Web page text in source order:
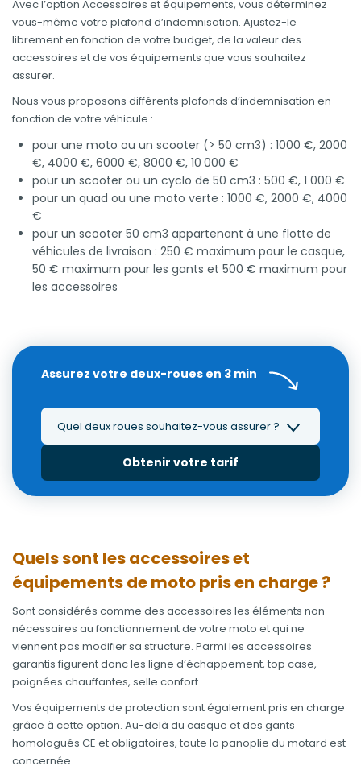
Avec l’option Accessoires et équipements, vous déterminez
vous-même votre plafond d’indemnisation. Ajustez-le
librement en fonction de votre budget, de la valeur des
accessoires et de vos équipements que vous souhaitez
assurer.
Nous vous proposons différents plafonds d’indemnisation en
fonction de votre véhicule :
pour une moto ou un scooter (> 50 cm3) : 1000 €, 2000
€, 4000 €, 6000 €, 8000 €, 10 000 €
pour un scooter ou un cyclo de 50 cm3 : 500 €, 1 000 €
pour un quad ou une moto verte : 1000 €, 2000 €, 4000
€
pour un scooter 50 cm3 appartenant à une flotte de
véhicules de livraison : 250 € maximum pour le casque,
50 € maximum pour les gants et 500 € maximum pour
les accessoires
Assurez votre deux-roues en 3 min
Quel deux roues souhaitez-vous assurer ?
Obtenir votre tarif
Quels sont les accessoires et
équipements de moto pris en charge ?
Sont considérés comme des accessoires les éléments non
nécessaires au fonctionnement de votre moto et qui ne
viennent pas modifier sa structure. Parmi les accessoires
garantis figurent donc les ligne d’échappement, top case,
poignées chauffantes, selle confort…
Vos équipements de protection sont également pris en charge
grâce à cette option. Au-delà du casque et des gants
homologués CE et obligatoires, toute la panoplie du motard est
concernée.